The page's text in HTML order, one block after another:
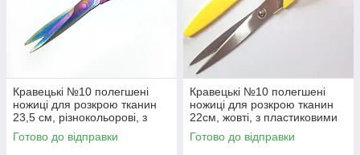
Кравецькі №10 полегшені
ножиці для розкрою тканин
23,5 см, різнокольорові, з
прогумованими ручками,
нержавіюча сталь
Готово до відправки
Кравецькі №10 полегшені
ножиці для розкрою тканин
22см, жовті, з пластиковими
ручками та чохлом,
нержавіюча сталь
Готово до відправки